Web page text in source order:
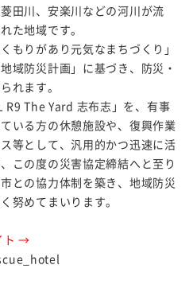
田川、安楽川などの河川が流
た地域です。
もりがあり元気なまちづくり」
域防災計画」に基づき、防災・
れます。
R9 The Yard 志布志」を、有事
いる方の休憩施設や、復興作業
等として、汎用的かつ迅速に活
この度の災害協定締結へと至り
との協力体制を築き、地域防災
努めてまいります。
ト →